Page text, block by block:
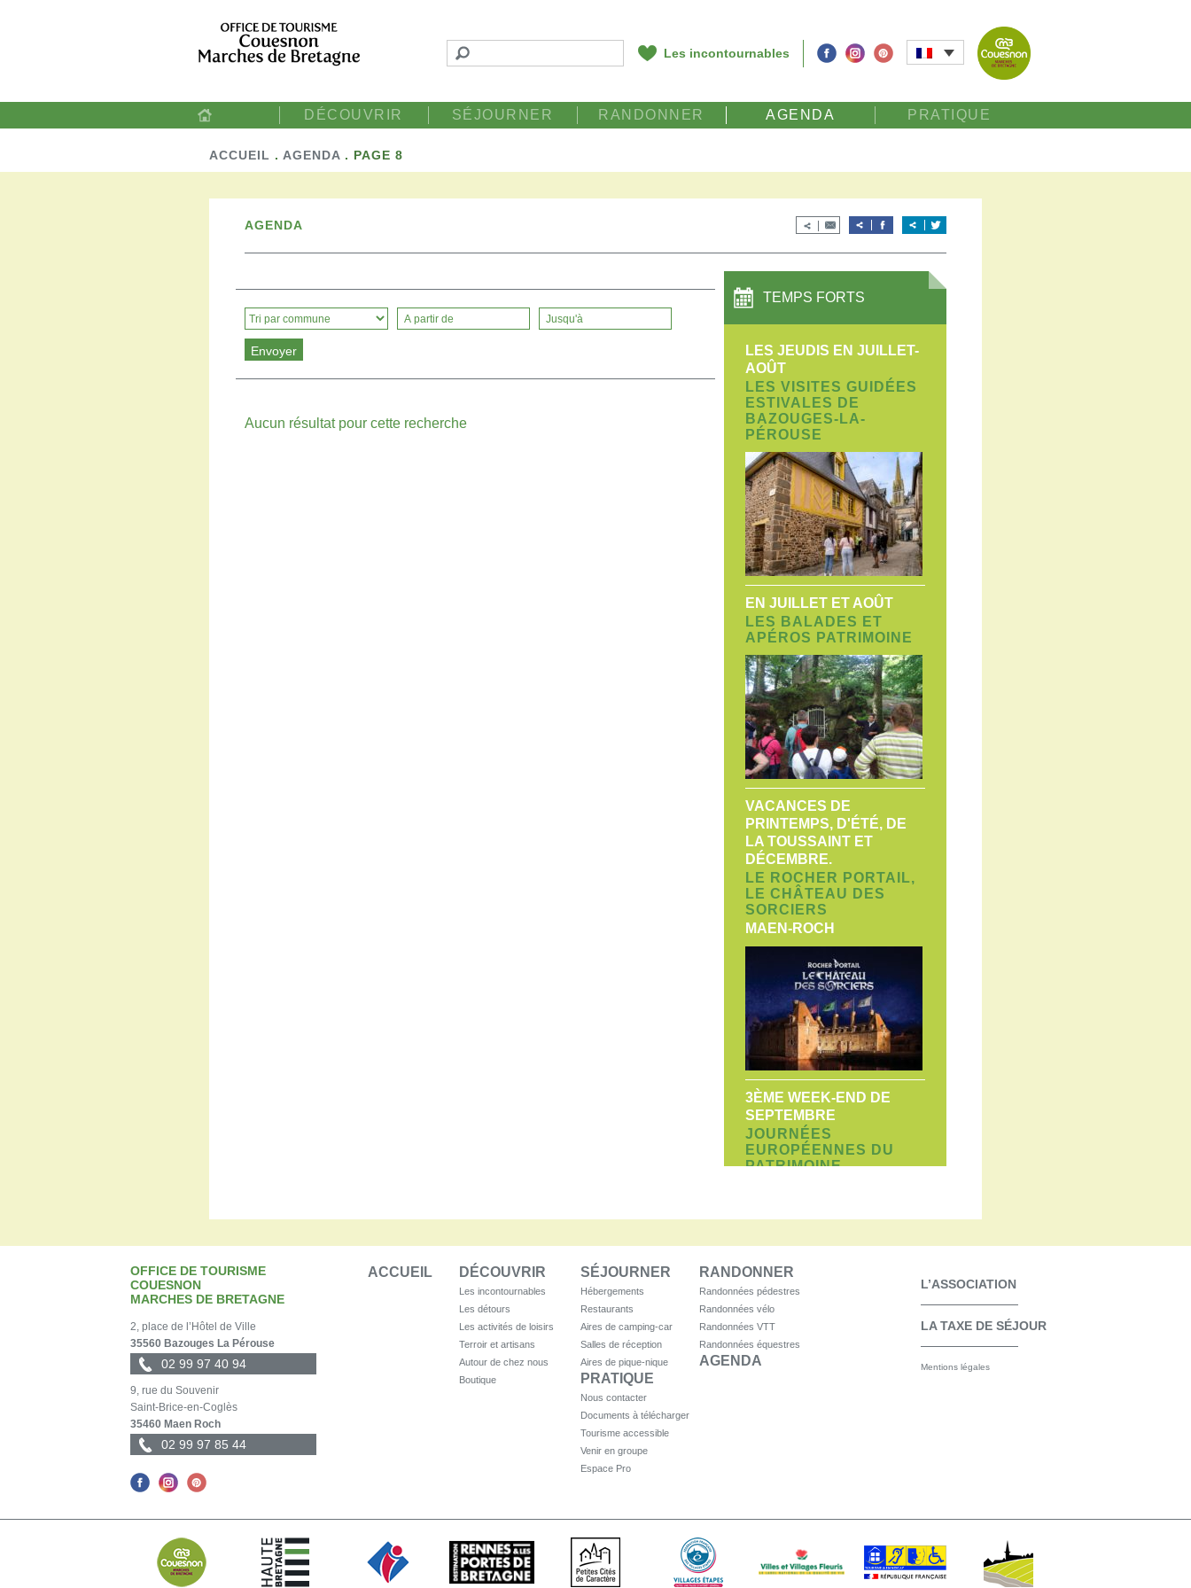
Les incontournables
DÉCOUVRIR SÉJOURNER RANDONNER AGENDA PRATIQUE
ACCUEIL . AGENDA . PAGE 8
AGENDA
Aucun résultat pour cette recherche
TEMPS FORTS
LES JEUDIS EN JUILLET-
AOÛT
LES VISITES GUIDÉES
ESTIVALES DE
BAZOUGES-LA-
PÉROUSE
EN JUILLET ET AOÛT
LES BALADES ET
APÉROS PATRIMOINE
VACANCES DE
PRINTEMPS, D'ÉTÉ, DE
LA TOUSSAINT ET
DÉCEMBRE.
LE ROCHER PORTAIL,
LE CHÂTEAU DES
SORCIERS
MAEN-ROCH
3ÈME WEEK-END DE
SEPTEMBRE
JOURNÉES
EUROPÉENNES DU
PATRIMOINE
VACANCES DE LA
TOUSSAINT
SEMAINES DU
OFFICE DE TOURISME
COUESNON
MARCHES DE BRETAGNE
2, place de l’Hôtel de Ville
35560 Bazouges La Pérouse
02 99 97 40 94
9, rue du Souvenir
Saint-Brice-en-Coglès
35460 Maen Roch
02 99 97 85 44
ACCUEIL DÉCOUVRIR
Les incontournables
Les détours
Les activités de loisirs
Terroir et artisans
Autour de chez nous
Boutique
SÉJOURNER
Hébergements
Restaurants
Aires de camping-car
Salles de réception
Aires de pique-nique
RANDONNER
Randonnées pédestres
Randonnées vélo
Randonnées VTT
Randonnées équestres
AGENDA
PRATIQUE
Nous contacter
Documents à télécharger
Tourisme accessible
Venir en groupe
Espace Pro
L’ASSOCIATION
LA TAXE DE SÉJOUR
Mentions légales